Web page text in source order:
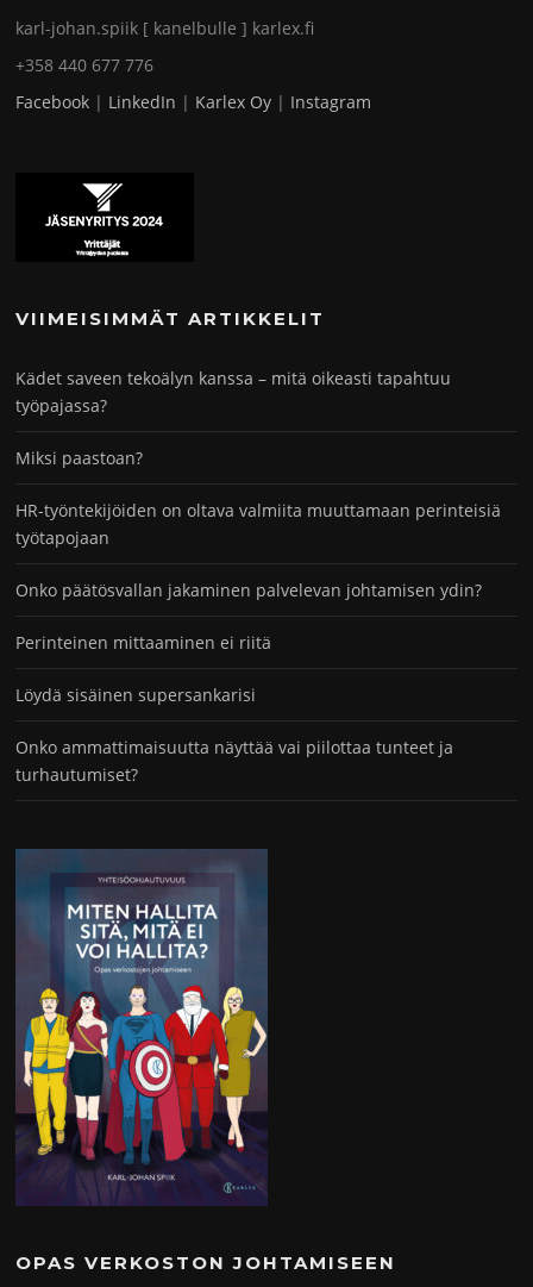
karl-johan.spiik [ kanelbulle ] karlex.fi
+358 440 677 776
Facebook | LinkedIn | Karlex Oy | Instagram
VIIMEISIMMÄT ARTIKKELIT
Kädet saveen tekoälyn kanssa – mitä oikeasti tapahtuu
työpajassa?
Miksi paastoan?
HR-työntekijöiden on oltava valmiita muuttamaan perinteisiä
työtapojaan
Onko päätösvallan jakaminen palvelevan johtamisen ydin?
Perinteinen mittaaminen ei riitä
Löydä sisäinen supersankarisi
Onko ammattimaisuutta näyttää vai piilottaa tunteet ja
turhautumiset?
OPAS VERKOSTON JOHTAMISEEN